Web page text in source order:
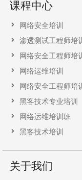
课程中心
网络安全培训
渗透测试工程师培
网络安全工程师培
网络运维培训
网络安全工程师培
黑客技术专业培训
网络运维培训班
黑客技术培训
关于我们